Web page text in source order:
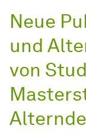
Neue
und
von